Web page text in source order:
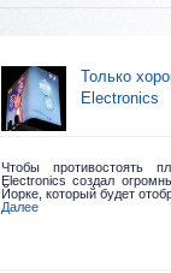
Только
Electronics
Чтобы противостоять
Electronics создал
Йорке, который будет
Далее